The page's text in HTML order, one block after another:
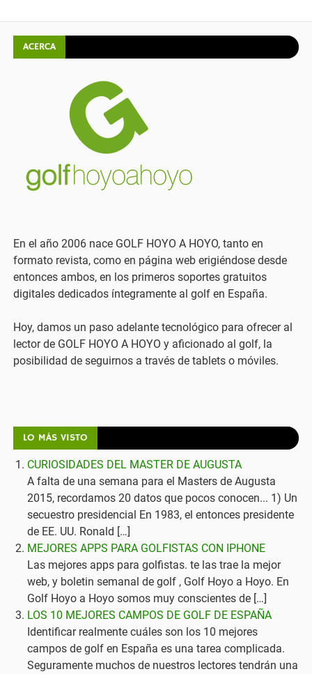
ACERCA
En el año 2006 nace GOLF HOYO A HOYO, tanto en
formato revista, como en página web erigiéndose desde
entonces ambos, en los primeros soportes gratuitos
digitales dedicados íntegramente al golf en España.
Hoy, damos un paso adelante tecnológico para ofrecer al
lector de GOLF HOYO A HOYO y aficionado al golf, la
posibilidad de seguirnos a través de tablets o móviles.
LO MÁS VISTO
CURIOSIDADES DEL MASTER DE AUGUSTA
A falta de una semana para el Masters de Augusta
2015, recordamos 20 datos que pocos conocen... 1) Un
secuestro presidencial En 1983, el entonces presidente
de EE. UU. Ronald […]
MEJORES APPS PARA GOLFISTAS CON IPHONE
Las mejores apps para golfistas. te las trae la mejor
web, y boletin semanal de golf , Golf Hoyo a Hoyo. En
Golf Hoyo a Hoyo somos muy conscientes de […]
LOS 10 MEJORES CAMPOS DE GOLF DE ESPAÑA
Identificar realmente cuáles son los 10 mejores
campos de golf en España es una tarea complicada.
Seguramente muchos de nuestros lectores tendrán una